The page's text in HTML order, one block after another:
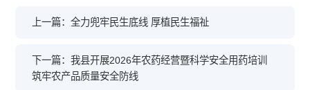
上一篇：全力兜牢民生底线 厚植民生福祉
下一篇：我县开展2026年农药经营暨科学安全用药培训
筑牢农产品质量安全防线